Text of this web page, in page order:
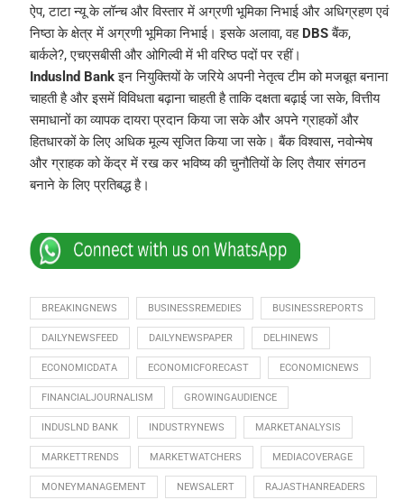
ऐप, टाटा न्यू के लॉन्च और विस्तार में अग्रणी भूमिका निभाई और अधिग्रहण एवं
निष्ठा के क्षेत्र में अग्रणी भूमिका निभाई। इसके अलावा, वह DBSबैंक,
बार्कले?, एचएसबीसी और ओगिल्वी में भी वरिष्ठ पदों पर रहीं।
Induslnd Bankइन नियुक्तियों के जरिये अपनी नेतृत्व टीम को मजबूत बनाना
चाहती है और इसमें विविधता बढ़ाना चाहती है ताकि दक्षता बढ़ाई जा सके, वित्तीय
समाधानों का व्यापक दायरा प्रदान किया जा सके और अपने ग्राहकों और
हितधारकों के लिए अधिक मूल्य सृजित किया जा सके। बैंक विश्वास, नवोन्मेष
और ग्राहक को केंद्र में रख कर भविष्य की चुनौतियों के लिए तैयार संगठन
बनाने के लिए प्रतिबद्ध है।
BREAKINGNEWS BUSINESSREMEDIES BUSINESSREPORTS
DAILYNEWSFEED DAILYNEWSPAPER DELHINEWS
ECONOMICDATA ECONOMICFORECAST ECONOMICNEWS
FINANCIALJOURNALISM GROWINGAUDIENCE
INDUSLND BANK INDUSTRYNEWS MARKETANALYSIS
MARKETTRENDS MARKETWATCHERS MEDIACOVERAGE
MONEYMANAGEMENT NEWSALERT RAJASTHANREADERS